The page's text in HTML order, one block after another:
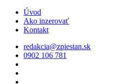
Úvod
Ako inzerovať
Kontakt
redakcia@zpiestan.sk
0902 106 781